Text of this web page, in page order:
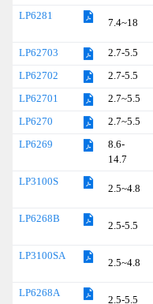
LP6281
7.4~18
LP62703 2.7-5.5
LP62702 2.7-5.5
LP62701 2.7~5.5
LP6270 2.7~5.5
LP6269
8.6-
14.7
LP3100S
2.5~4.8
LP6268B
2.5-5.5
LP3100SA
2.5~4.8
LP6268A
2.5-5.5